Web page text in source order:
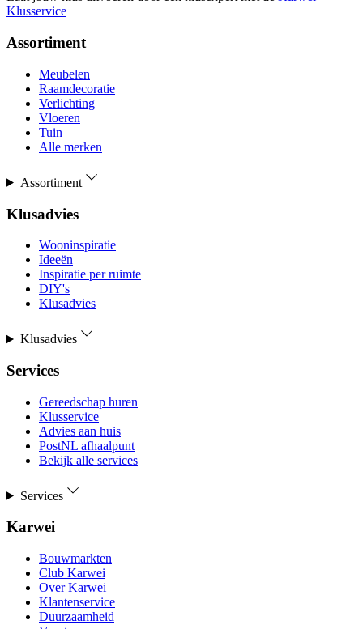
Klusservice
Assortiment
Meubelen
Raamdecoratie
Verlichting
Vloeren
Tuin
Alle merken
Assortiment
Klusadvies
Wooninspiratie
Ideeën
Inspiratie per ruimte
DIY's
Klusadvies
Klusadvies
Services
Gereedschap huren
Klusservice
Advies aan huis
PostNL afhaalpunt
Bekijk alle services
Services
Karwei
Bouwmarkten
Club Karwei
Over Karwei
Klantenservice
Duurzaamheid